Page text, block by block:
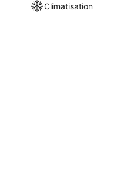
Climatisation